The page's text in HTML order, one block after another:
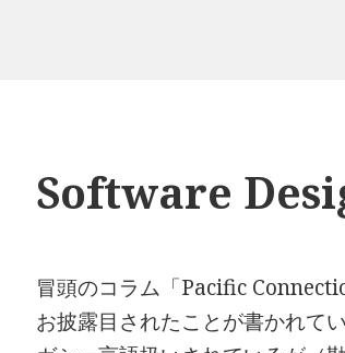
Software
冒頭のコラム「Pacific
お披露目されたことが書かれて